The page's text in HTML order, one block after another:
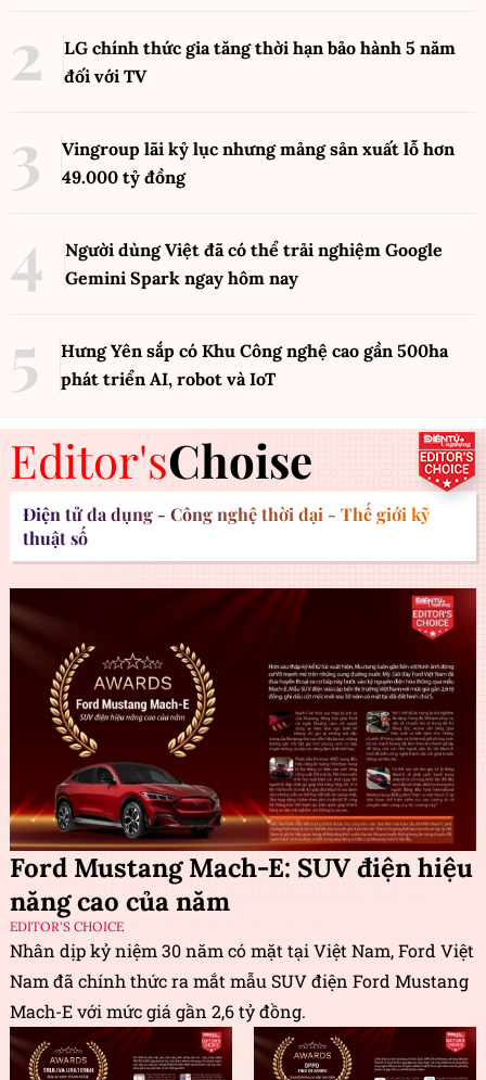
LG chính thức gia tăng thời hạn bảo hành 5 năm
đối với TV
Vingroup lãi kỷ lục nhưng mảng sản xuất lỗ hơn
49.000 tỷ đồng
Người dùng Việt đã có thể trải nghiệm Google
Gemini Spark ngay hôm nay
Hưng Yên sắp có Khu Công nghệ cao gần 500ha
phát triển AI, robot và IoT
Editor'sChoise
Điện tử đa dụng - Công nghệ thời đại - Thế giới kỹ
thuật số
Ford Mustang Mach-E: SUV điện hiệu
năng cao của năm
EDITOR'S CHOICE
Nhân dịp kỷ niệm 30 năm có mặt tại Việt Nam, Ford Việt
Nam đã chính thức ra mắt mẫu SUV điện Ford Mustang
Mach-E với mức giá gần 2,6 tỷ đồng.